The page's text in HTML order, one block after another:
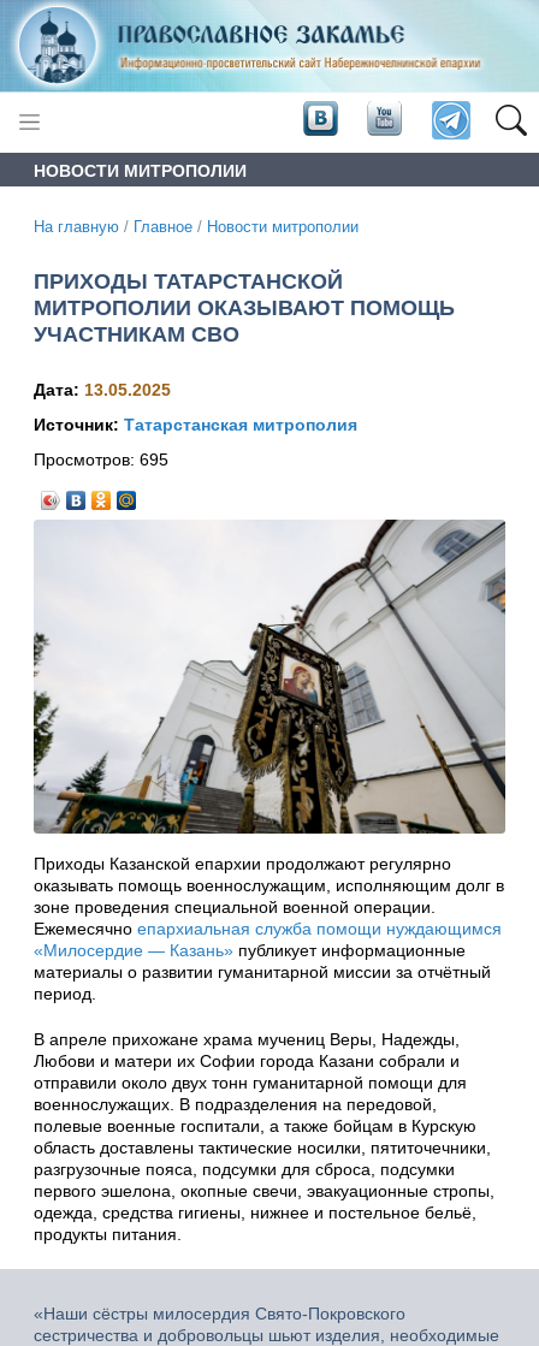
НОВОСТИ МИТРОПОЛИИ
На главную / Главное / Новости митрополии
ПРИХОДЫ ТАТАРСТАНСКОЙ
МИТРОПОЛИИ ОКАЗЫВАЮТ ПОМОЩЬ
УЧАСТНИКАМ СВО
Дата: 13.05.2025
Источник: Татарстанская митрополия
Просмотров: 695
Приходы Казанской епархии продолжают регулярно
оказывать помощь военнослужащим, исполняющим долг в
зоне проведения специальной военной операции.
Ежемесячно епархиальная служба помощи нуждающимся
«Милосердие — Казань» публикует информационные
материалы о развитии гуманитарной миссии за отчётный
период.
В апреле прихожане храма мучениц Веры, Надежды,
Любови и матери их Софии города Казани собрали и
отправили около двух тонн гуманитарной помощи для
военнослужащих. В подразделения на передовой,
полевые военные госпитали, а также бойцам в Курскую
область доставлены тактические носилки, пятиточечники,
разгрузочные пояса, подсумки для сброса, подсумки
первого эшелона, окопные свечи, эвакуационные стропы,
одежда, средства гигиены, нижнее и постельное бельё,
продукты питания.
«Наши сёстры милосердия Свято-Покровского
сестричества и добровольцы шьют изделия, необходимые